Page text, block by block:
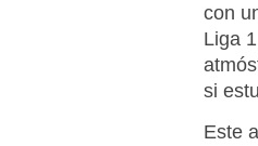
con
Liga
si
Este